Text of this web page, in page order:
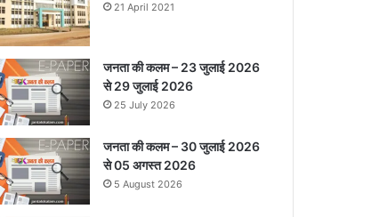
21 April 2021
जनता की कलम – 23 जुलाई 2026
से 29 जुलाई 2026
25 July 2026
जनता की कलम – 30 जुलाई 2026
से 05 अगस्त 2026
5 August 2026